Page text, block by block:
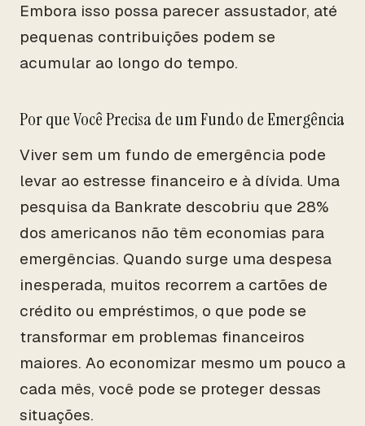
Embora isso possa parecer assustador, até
pequenas contribuições podem se
acumular ao longo do tempo.
Por que Você Precisa de um Fundo de Emergência
Viver sem um fundo de emergência pode
levar ao estresse financeiro e à dívida. Uma
pesquisa da Bankrate descobriu que 28%
dos americanos não têm economias para
emergências. Quando surge uma despesa
inesperada, muitos recorrem a cartões de
crédito ou empréstimos, o que pode se
transformar em problemas financeiros
maiores. Ao economizar mesmo um pouco a
cada mês, você pode se proteger dessas
situações.